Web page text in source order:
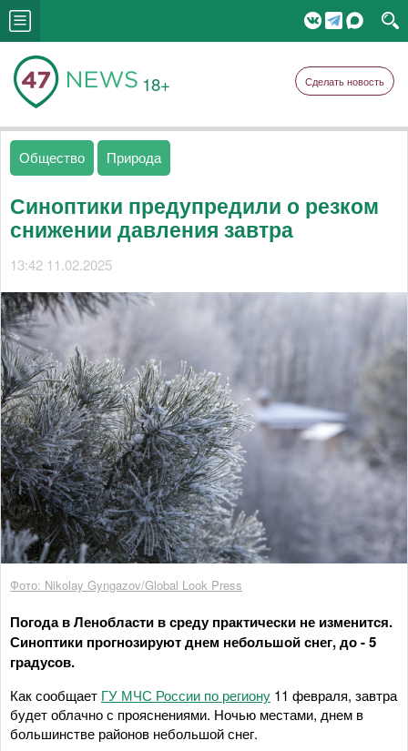
18+ Сделать новость
Общество Природа
Синоптики предупредили о резком
снижении давления завтра
13:42 11.02.2025
Фото: Nikolay Gyngazov/Global Look Press
Погода в Ленобласти в среду практически не изменится.
Синоптики прогнозируют днем небольшой снег, до - 5
градусов.
Как сообщает ГУ МЧС России по региону 11 февраля, завтра
будет облачно с прояснениями. Ночью местами, днем в
большинстве районов небольшой снег.